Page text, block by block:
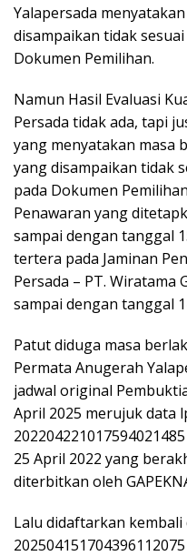
Yalapersada
disampaikan tidak
Dokumen Pemilihan.
Namun Hasil Evaluasi
Persada tidak ada, tapi
yang menyatakan masa
yang disampaikan tidak
pada Dokumen
Penawaran yang
sampai dengan tanggal
tertera pada Jaminan
Persada – PT. Wiratama
sampai dengan tanggal
Patut diduga masa
Permata Anugerah
jadwal original
April 2025 merujuk data
25 April 2022 yang
diterbitkan oleh
Lalu didaftarkan kembali